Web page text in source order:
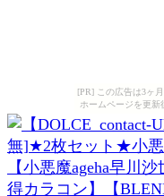
[PR] この広告は3ヶ
ホームページを更新